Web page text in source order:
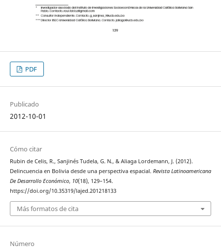
PDF
Publicado
2012-10-01
Cómo citar
Rubin de Celis, R., Sanjinés Tudela, G. N., & Aliaga Lordemann, J. (2012).
Delincuencia en Bolivia desde una perspectiva espacial. Revista Latinoamericana
De Desarrollo Económico, 10(18), 129–154.
https://doi.org/10.35319/lajed.201218133
Más formatos de cita
Número